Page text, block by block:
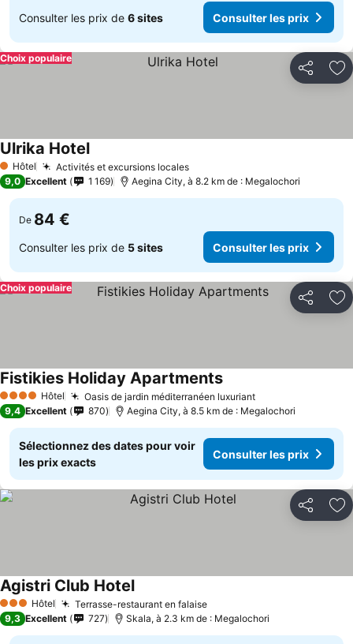
Consulter les prix de 6 sites Consulter les prix
Partager
Choix populaire
1 Étoiles
Hôtel Activités et excursions locales
Ulrika Hotel
9,0 Excellent 1 169 Aegina City, à 8.2 km de : Megalochori
De 84 €
Consulter les prix de 5 sites Consulter les prix
Partager
Choix populaire
4 Étoiles Hôtel Oasis de jardin méditerranéen luxuriant
Fistikies Holiday Apartments
9,4 Excellent 870 Aegina City, à 8.5 km de : Megalochori
Sélectionnez des dates pour voir
les prix exacts
Consulter les prix
Partager
3 ÉtoilesHôtel Terrasse-restaurant en falaise
Agistri Club Hotel
9,3 Excellent 727 Skala, à 2.3 km de : Megalochori